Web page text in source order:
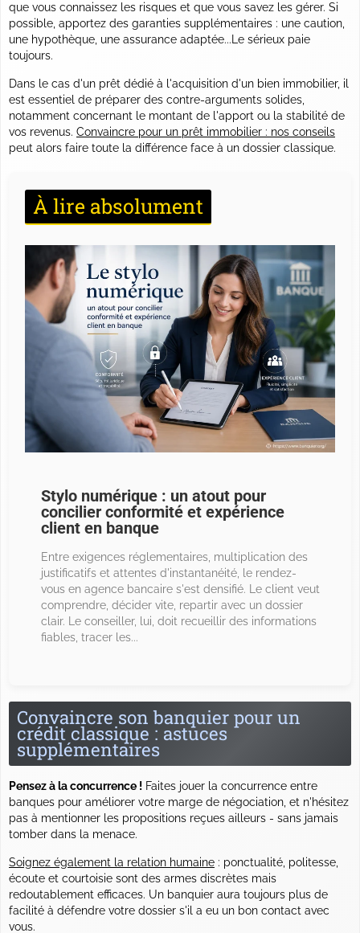
que vous connaissez les risques et que vous savez les gérer. Si
possible, apportez des garanties supplémentaires : une caution,
une hypothèque, une assurance adaptée...Le sérieux paie
toujours.
Dans le cas d'un prêt dédié à l'acquisition d'un bien immobilier, il
est essentiel de préparer des contre-arguments solides,
notamment concernant le montant de l'apport ou la stabilité de
vos revenus. Convaincre pour un prêt immobilier : nos conseils
peut alors faire toute la différence face à un dossier classique.
À lire absolument
Stylo numérique : un atout pour
concilier conformité et expérience
client en banque
Entre exigences réglementaires, multiplication des
justificatifs et attentes d'instantanéité, le rendez-
vous en agence bancaire s'est densifié. Le client veut
comprendre, décider vite, repartir avec un dossier
clair. Le conseiller, lui, doit recueillir des informations
fiables, tracer les...
Convaincre son banquier pour un
crédit classique : astuces
supplémentaires
Pensez à la concurrence ! Faites jouer la concurrence entre
banques pour améliorer votre marge de négociation, et n'hésitez
pas à mentionner les propositions reçues ailleurs - sans jamais
tomber dans la menace.
Soignez également la relation humaine : ponctualité, politesse,
écoute et courtoisie sont des armes discrètes mais
redoutablement efficaces. Un banquier aura toujours plus de
facilité à défendre votre dossier s'il a eu un bon contact avec
vous.